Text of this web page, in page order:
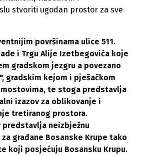
stvoriti ugodan prostor za sve
površinama ulice 511.
i Trgu Alije Izetbegovića koje
gradskom jezgru a povezano
gradskim kejom i pješačkom
te stoga predstavlja
izazov za oblikovanje i
tretiranog prostora.
neizbježnu
građane Bosanske Krupe tako
koji posjećuju Bosansku Krupu.